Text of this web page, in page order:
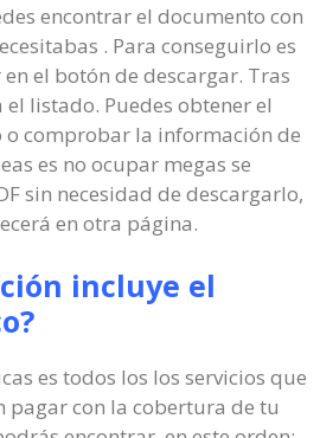
encontrar el documento con
. Para conseguirlo es
el botón de descargar. Tras
listado. Puedes obtener el
comprobar la información de
es no ocupar megas se
sin necesidad de descargarlo,
en otra página.
incluye el
es todos los los servicios que
pagar con la cobertura de tu